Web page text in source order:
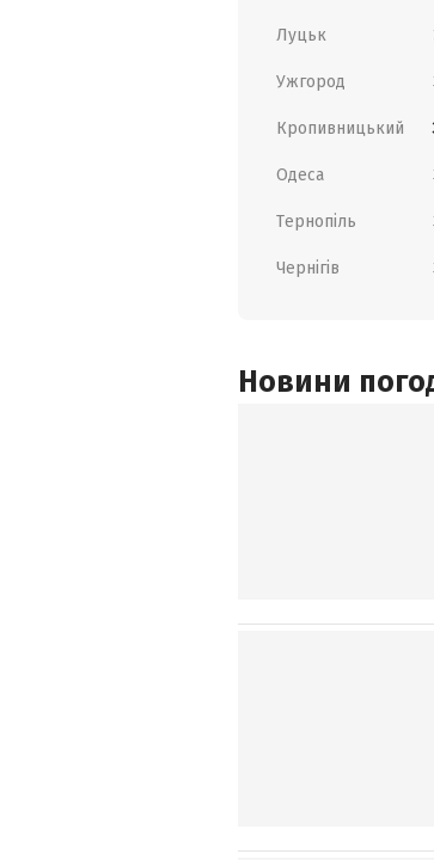
Луцьк
Ужгород
Кропивницький
Одеса
Тернопіль
Чернігів
Новини